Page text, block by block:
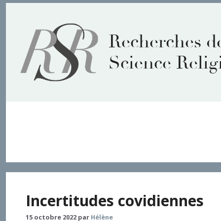
contenu
Recherches
Science
Incertitudes covidiennes
15 octobre 2022 par Hélène